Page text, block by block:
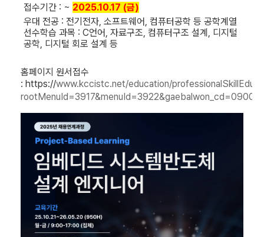
접수기간 : ~ 2025.10.17 (금)
우대 전공 : 전기전자, 소프트웨어, 컴퓨터공학 등 공학계열
선수학습 과목 : C언어, 자료구조, 컴퓨터구조 설계, 디지털
공학, 디지털 회로 설계 등
홈페이지 원서접수
: https://www.kccistc.net/education/